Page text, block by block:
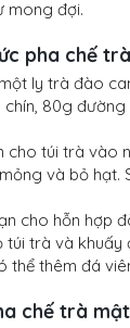
mong đợi.
pha chế
ly trà đào
80g
cho túi trà vào
và bỏ hạt.
cho hỗn hợp
túi trà và khuấy
thể thêm đá
chế trà